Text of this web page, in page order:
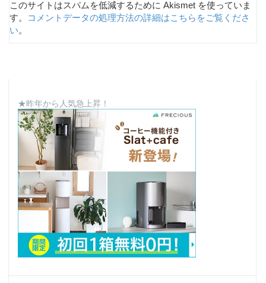
このサイトはスパムを低減するために Akismet を使っていま
す。
コメントデータの処理方法の詳細はこちらをご覧くださ
い。
★昨年から人気急上昇！